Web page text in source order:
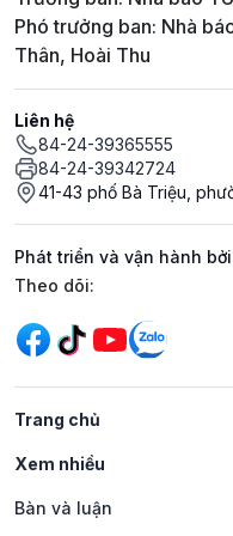
Phó trưởng ban: Nhà
Thân, Hoài Thu
Liên hệ
84-24-39365555
84-24-39342724
41-43 phố Bà Triệu,
Phát triển và vận hành
Mạng xã hội
Theo dõi:
Trang chủ
Xem nhiều
Bàn và luận